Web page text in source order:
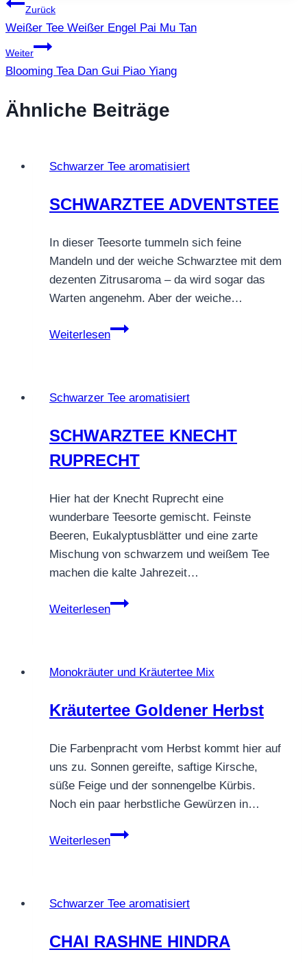
Beitragsnavigation
Zurück
Weißer Tee Weißer Engel Pai Mu Tan
Weiter
Blooming Tea Dan Gui Piao Yiang
Ähnliche Beiträge
Schwarzer Tee aromatisiert
SCHWARZTEE ADVENTSTEE
In dieser Teesorte tummeln sich feine
Mandeln und der weiche Schwarztee mit dem
dezenten Zitrusaroma – da wird sogar das
Warten angenehm. Aber der weiche…
Weiterlesen
SCHWARZTEE
Schwarzer Tee aromatisiert
SCHWARZTEE KNECHT
RUPRECHT
Hier hat der Knecht Ruprecht eine
wunderbare Teesorte gemischt. Feinste
Beeren, Eukalyptusblätter und eine zarte
Mischung von schwarzem und weißem Tee
machen die kalte Jahrezeit…
Weiterlesen
SCHWARZTEE
Monokräuter und Kräutertee Mix
Kräutertee Goldener Herbst
Die Farbenpracht vom Herbst kommt hier auf
uns zu. Sonnen gereifte, saftige Kirsche,
süße Feige und der sonnengelbe Kürbis.
Noch ein paar herbstliche Gewürzen in…
Weiterlesen
Kräutertee
Schwarzer Tee aromatisiert
CHAI RASHNE HINDRA